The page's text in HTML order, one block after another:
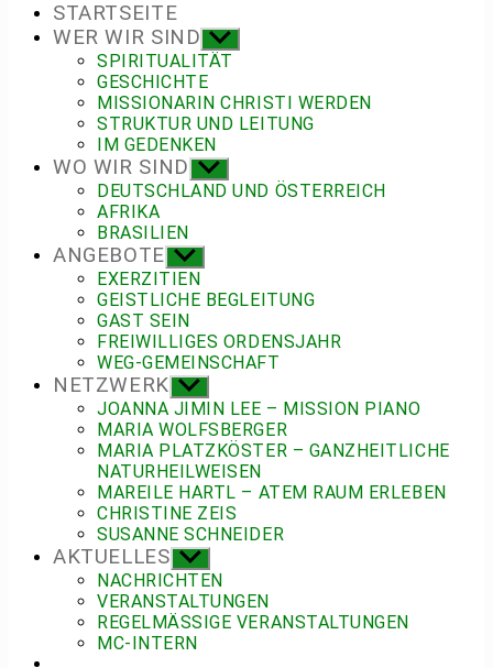
STARTSEITE
WER WIR SIND Untermenü
anzeigen
SPIRITUALITÄT
GESCHICHTE
MISSIONARIN CHRISTI WERDEN
STRUKTUR UND LEITUNG
IM GEDENKEN
WO WIR SIND
Untermenü
anzeigen
DEUTSCHLAND UND ÖSTERREICH
AFRIKA
BRASILIEN
ANGEBOTE Untermenü
anzeigen
EXERZITIEN
GEISTLICHE BEGLEITUNG
GAST SEIN
FREIWILLIGES ORDENSJAHR
WEG-GEMEINSCHAFT
NETZWERK Untermenü
anzeigen
JOANNA JIMIN LEE – MISSION PIANO
MARIA WOLFSBERGER
MARIA PLATZKÖSTER – GANZHEITLICHE
NATURHEILWEISEN
MAREILE HARTL – ATEM RAUM ERLEBEN
CHRISTINE ZEIS
SUSANNE SCHNEIDER
AKTUELLES Untermenü
anzeigen
NACHRICHTEN
VERANSTALTUNGEN
REGELMÄSSIGE VERANSTALTUNGEN
MC-INTERN